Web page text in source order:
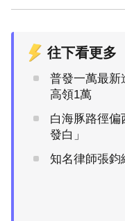
往下看更多
普發一萬最新
高領1萬
白海豚路徑偏
發白」
知名律師張鈞